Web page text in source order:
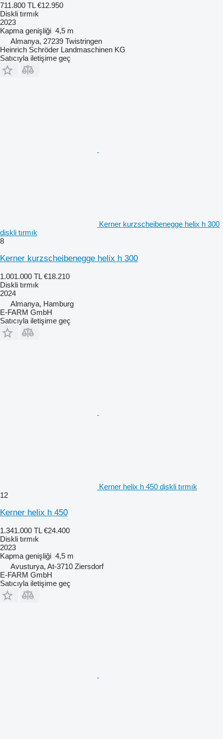
711.800 TL €12.950
Diskli tırmık
2023
Kapma genişliği 4,5 m
Almanya, 27239 Twistringen
Heinrich Schröder Landmaschinen KG
Satıcıyla iletişime geç
Kerner kurzscheibenegge helix h 300
diskli tırmık
8
Kerner kurzscheibenegge helix h 300
1.001.000 TL €18.210
Diskli tırmık
2024
Almanya, Hamburg
E-FARM GmbH
Satıcıyla iletişime geç
Kerner helix h 450 diskli tırmık
12
Kerner helix h 450
1.341.000 TL €24.400
Diskli tırmık
2023
Kapma genişliği 4,5 m
Avusturya, At-3710 Ziersdorf
E-FARM GmbH
Satıcıyla iletişime geç